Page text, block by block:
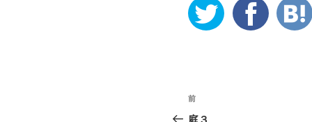
投
稿
前
庭３